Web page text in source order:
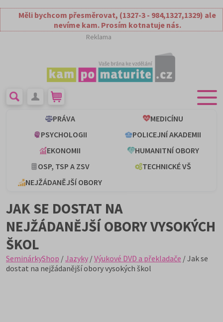
Měli bychcom přesměrovat, (1327-3 - 984,1327,1329) ale
nevíme kam. Prosím kotnatuje nás.
Reklama
PRÁVA
MEDICÍNU
PSYCHOLOGII
POLICEJNÍ AKADEMII
EKONOMII
HUMANITNÍ OBORY
OSP, TSP A ZSV
TECHNICKÉ VŠ
NEJŽÁDANĚJŠÍ OBORY
JAK SE DOSTAT NA
NEJŽÁDANĚJŠÍ OBORY VYSOKÝCH
ŠKOL
SeminárkyShop /Jazyky /Výukové DVD a překladače / Jak se
dostat na nejžádanější obory vysokých škol